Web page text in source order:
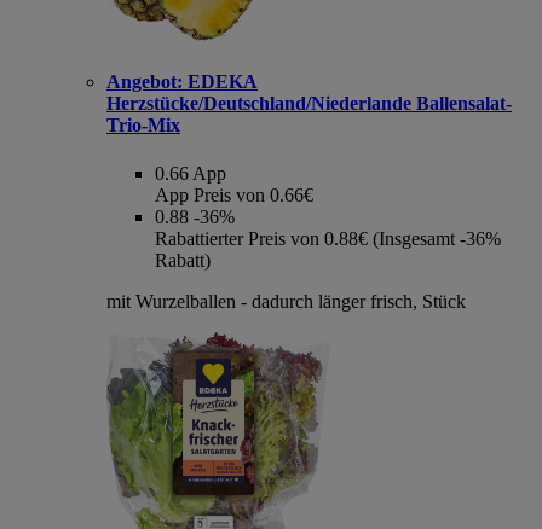
Angebot: EDEKA
Herzstücke/Deutschland/Niederlande Ballensalat-
Trio-Mix
0.66 App
App Preis von 0.66€
0.88 -36%
Rabattierter Preis von 0.88€ (Insgesamt -36%
Rabatt)
mit Wurzelballen - dadurch länger frisch, Stück